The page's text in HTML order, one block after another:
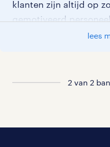
klanten zijn altijd op
gemotiveerd
graag samen met je
lees
2 van 2